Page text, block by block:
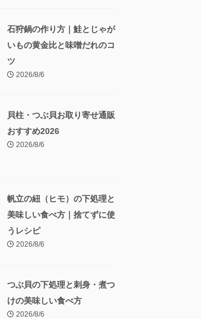
石狩鍋の作り方｜鮭とじゃが
いもの黄金比と味噌だれのコ
ツ
2026/8/6
貝柱・つぶ貝お取り寄せ通販
おすすめ2026
2026/8/6
帆立の紐（ヒモ）の下処理と
美味しい食べ方｜捨てずに使
うレシピ
2026/8/6
つぶ貝の下処理と刺身・煮つ
けの美味しい食べ方
2026/8/6